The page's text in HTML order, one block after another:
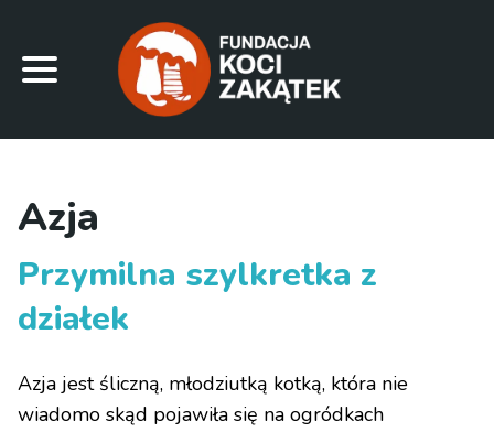
Azja
Przymilna szylkretka z
działek
Azja jest śliczną, młodziutką kotką, która nie
wiadomo skąd pojawiła się na ogródkach